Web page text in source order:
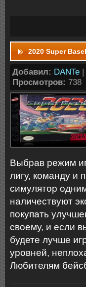
2020 Super
Добавил: DANTe |
Просмотров: 738
Выбрав режим
лигу, команду и
симулятор
наличествуют
покупать
своему, и если
будете лучше
уровней,
Любителям